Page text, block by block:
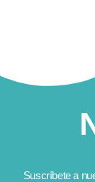
Suscríbete a